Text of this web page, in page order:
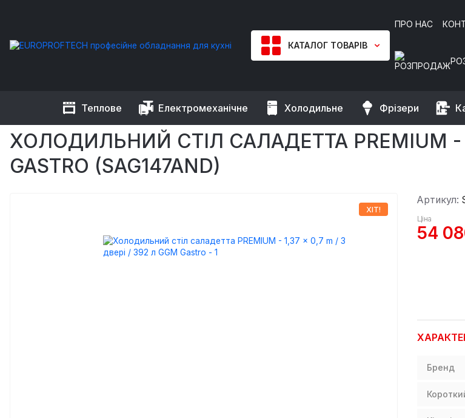
КАТАЛОГ ТОВАРІВ
ПРО НАС
Теплове Електромеханічне Холодильне Фрізери
EUROPROFTECH Холодильне обладнання Холодильні та морозильні столи Холодильний стіл
ХОЛОДИЛЬНИЙ СТІЛ САЛАДЕТТА PREMIUM -
GASTRO (SAG147AND)
ХІТ!
Артикул:
Ціна
54
Бренд